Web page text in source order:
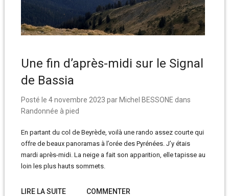
Une fin d’après-midi sur le Signal
de Bassia
Posté le 4 novembre 2023 par Michel BESSONE dans
Randonnée à pied
En partant du col de Beyrède, voilà une rando assez courte qui
offre de beaux panoramas à l’orée des Pyrénées. J’y étais
mardi après-midi. La neige a fait son apparition, elle tapisse au
loin les plus hauts sommets.
LIRE LA SUITE COMMENTER